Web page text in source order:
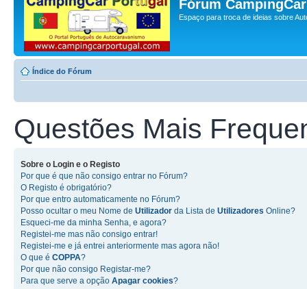
Fórum
Espaço para troca de ideias sobre
Índice do Fórum
Questões Mais
Sobre o Login e o Registo
Por que é que não consigo entrar no Fórum?
O Registo é obrigatório?
Por que entro automaticamente no Fórum?
Posso ocultar o meu Nome de Utilizador da Lista de Utilizadores Online?
Esqueci-me da minha Senha, e agora?
Registei-me mas não consigo entrar!
Registei-me e já entrei anteriormente mas agora não!
O que é COPPA?
Por que não consigo Registar-me?
Para que serve a opção Apagar cookies?